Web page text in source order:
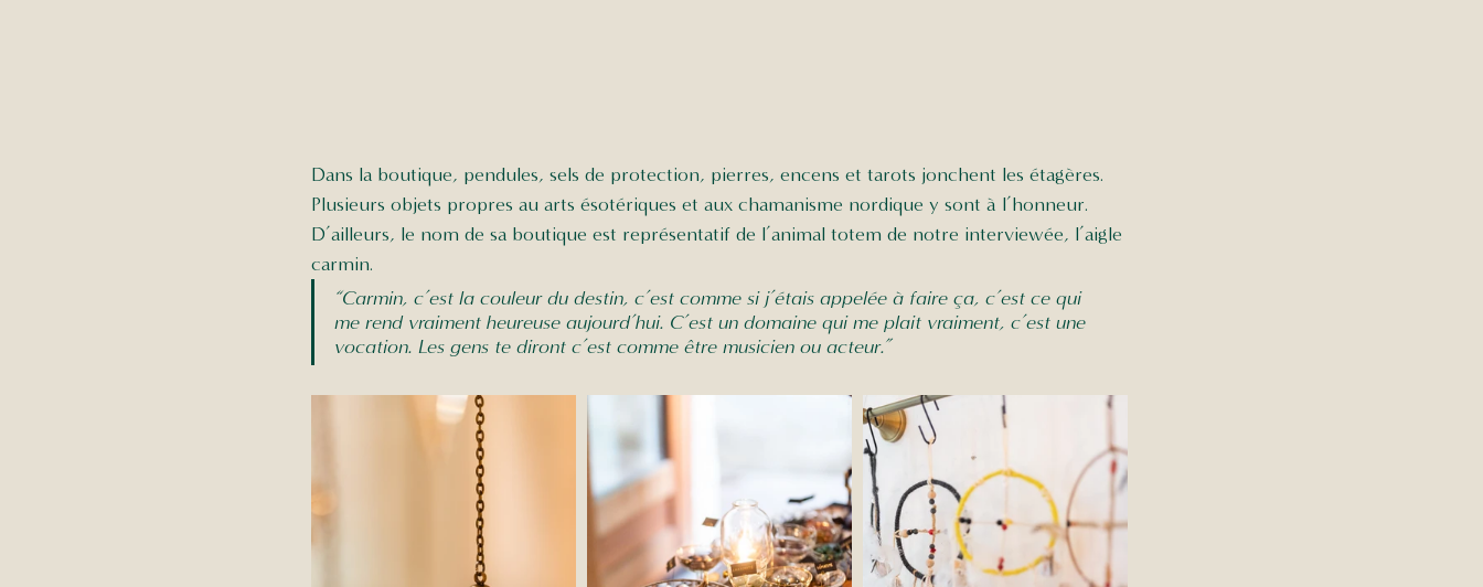
Dans la boutique, pendules, sels de protection, pierres, encens et tarots jonchent les étagères.
Plusieurs objets propres au arts ésotériques et aux chamanisme nordique y sont à l’honneur.
D’ailleurs, le nom de sa boutique est représentatif de l’animal totem de notre interviewée, l’aigle
carmin.
“Carmin, c’est la couleur du destin, c’est comme si j’étais appelée à faire ça, c’est ce qui
me rend vraiment heureuse aujourd’hui. C’est un domaine qui me plait vraiment, c’est une
vocation. Les gens te diront c’est comme être musicien ou acteur.”